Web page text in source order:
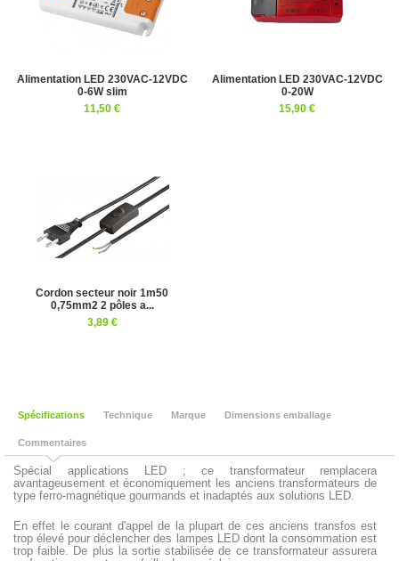
Alimentation LED 230VAC-12VDC
0-6W slim
11,50 €
Alimentation LED 230VAC-12VDC
0-20W
15,90 €
Cordon secteur noir 1m50
0,75mm2 2 pôles a...
3,89 €
Spécifications Technique Marque Dimensions emballage
Commentaires
Spécial applications LED ; ce transformateur remplacera
avantageusement et économiquement les anciens transformateurs de
type ferro-magnétique gourmands et inadaptés aux solutions LED.
En effet le courant d'appel de la plupart de ces anciens transfos est
trop élevé pour déclencher des lampes LED dont la consommation est
trop faible. De plus la sortie stabilisée de ce transformateur assurera